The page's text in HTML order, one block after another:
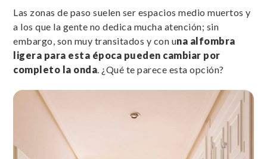
Las zonas de paso suelen ser espacios medio muertos y
a los que la gente no dedica mucha atención; sin
embargo, son muy transitados y con una alfombra
ligera para esta época pueden cambiar por
completo la onda. ¿Qué te parece esta opción?